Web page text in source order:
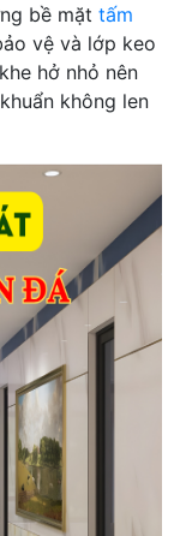
bề mặt tấm
vệ và lớp keo
hở nhỏ nên
không len